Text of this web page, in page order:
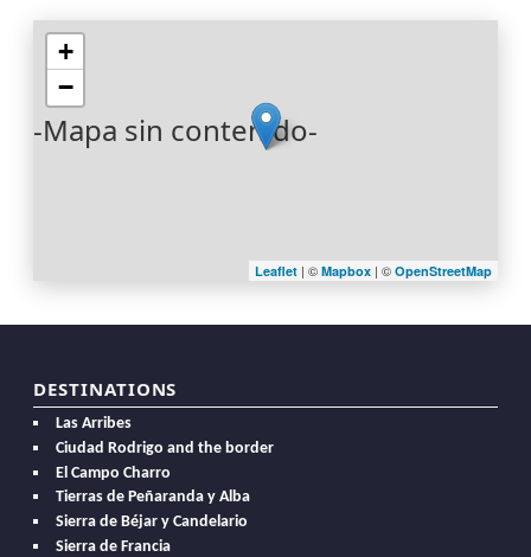
-Mapa sin contenido-
+
−
Leaflet| © Mapbox | © OpenStreetMap
DESTINATIONS
Las Arribes
Ciudad Rodrigo and the border
El Campo Charro
Tierras de Peñaranda y Alba
Sierra de Béjar y Candelario
Sierra de Francia